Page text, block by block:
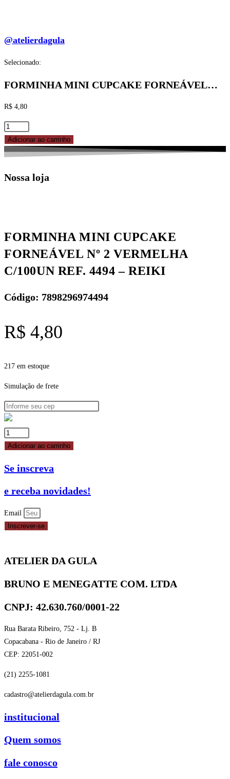
@atelierdagula
Selecionado:
FORMINHA MINI CUPCAKE FORNEÁVEL…
R$ 4,80
FORMINHA
MINI
CUPCAKE
Nº
4494
REIKI
Adicionar ao carrinho
Nossa loja
FORMINHA MINI CUPCAKE
FORNEÁVEL Nº 2 VERMELHA
C/100UN REF. 4494 – REIKI
Código: 7898296974494
R$ 4,80
217 em estoque
Simulação de frete
FORMINHA
MINI
FORNEÁVEL
2
VERMELHA
C/100UN
-
quantidade
Adicionar ao carrinho
Se inscreva
e receba novidades!
Email
Inscrever-se
ATELIER DA GULA
BRUNO E MENEGATTE COM. LTDA
CNPJ: 42.630.760/0001-22
Rua Barata Ribeiro, 752 - Lj. B
Copacabana - Rio de Janeiro / RJ
CEP: 22051-002
(21) 2255-1081
cadastro@atelierdagula.com.br
institucional
Quem somos
fale conosco